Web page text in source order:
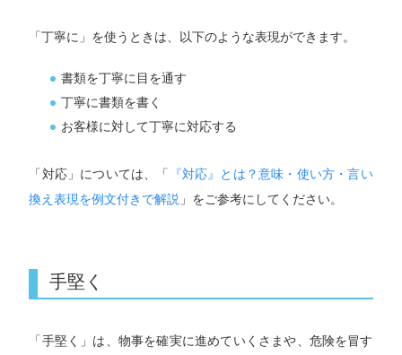
「丁寧に」を使うときは、以下のような表現ができます。
書類を丁寧に目を通す
丁寧に書類を書く
お客様に対して丁寧に対応する
「対応」については、「
『対応』とは？意味・使い方・言い
換え表現を例文付きで解説 」をご参考にしてください。
手堅く
「手堅く」は、物事を確実に進めていくさまや、危険を冒す